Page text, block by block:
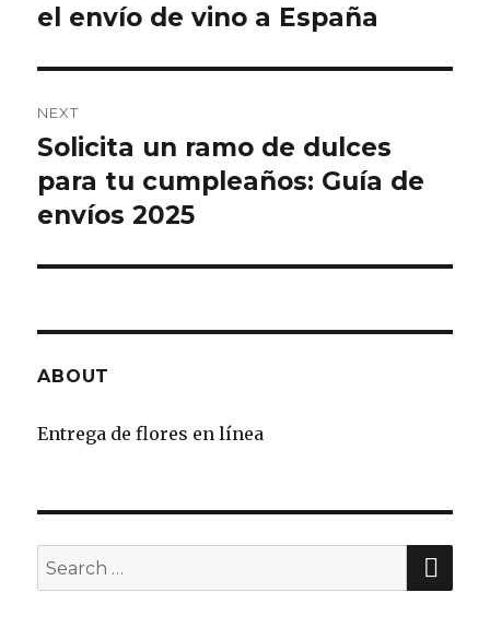
el envío de vino a España
NEXT
Next
post:
Solicita un ramo de dulces
para tu cumpleaños: Guía de
envíos 2025
ABOUT
Entrega de flores en línea
Search
for: